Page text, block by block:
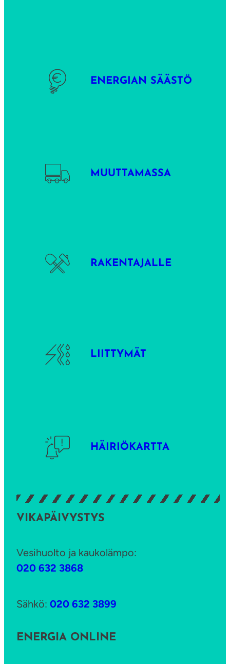
ENERGIAN SÄÄSTÖ
MUUTTAMASSA
RAKENTAJALLE
LIITTYMÄT
HÄIRIÖKARTTA
VIKAPÄIVYSTYS
Vesihuolto ja kaukolämpo:
020 632 3868
Sähkö: 020 632 3899
ENERGIA ONLINE